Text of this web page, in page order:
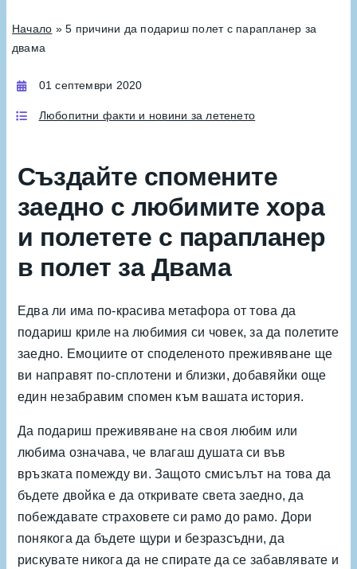
Начало »5 причини да подариш полет с парапланер за
двама
01 септември 2020
Любопитни факти и новини за летенето
Създайте спомените
заедно с любимите хора
и полетете с парапланер
в полет за Двама
Едва ли има по-красива метафора от това да
подариш криле на любимия си човек, за да полетите
заедно. Емоциите от споделеното преживяване ще
ви направят по-сплотени и близки, добавяйки още
един незабравим спомен към вашата история.
Да подариш преживяване на своя любим или
любима означава, че влагаш душата си във
връзката помежду ви. Защото смисълът на това да
бъдете двойка е да откривате света заедно, да
побеждавате страховете си рамо до рамо. Дори
понякога да бъдете щури и безразсъдни, да
рискувате никога да не спирате да се забавлявате и